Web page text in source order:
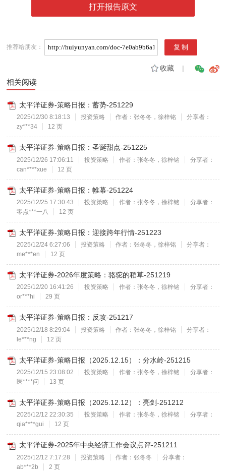
打开报告原文
推荐给朋友：
收藏|
相关阅读
太平洋证券-策略日报：蓄势-251229
2025/12/30 8:18:13 投资策略 作者：张冬冬，徐梓铭
分享者：
zy***34
12 页
太平洋证券-策略日报：圣诞甜点-251225
2025/12/26 17:06:11 投资策略 作者：张冬冬，徐梓铭
分享者：
can****xue
12 页
太平洋证券-策略日报：帷幕-251224
2025/12/25 17:30:43 投资策略 作者：张冬冬，徐梓铭
分享者：
零点***一八
12 页
太平洋证券-策略日报：迎接跨年行情-251223
2025/12/24 6:27:06 投资策略 作者：张冬冬，徐梓铭
分享者：
me***en
12 页
太平洋证券-2026年度策略：骆驼的稻草-251219
2025/12/20 16:41:26 投资策略 作者：张冬冬，徐梓铭
分享者：
or***hi
29 页
太平洋证券-策略日报：反攻-251217
2025/12/18 8:29:04 投资策略 作者：张冬冬，徐梓铭
分享者：
le***ng
12 页
太平洋证券-策略日报（2025.12.15）：分水岭-251215
2025/12/15 23:08:02 投资策略 作者：张冬冬，徐梓铭
分享者：
医****问
13 页
太平洋证券-策略日报（2025.12.12）：亮剑-251212
2025/12/12 22:30:35 投资策略 作者：张冬冬，徐梓铭
分享者：
qia****gui
12 页
太平洋证券-2025年中央经济工作会议点评-251211
2025/12/12 7:17:28 投资策略 作者：张冬冬
分享者：
ab***2b
2 页